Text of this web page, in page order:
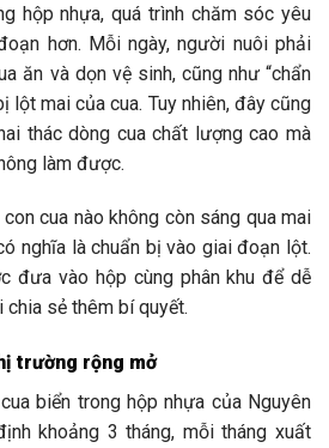
hộp nhựa, quá trình chăm sóc yêu
hơn. Mỗi ngày, người nuôi phải
ăn và dọn vệ sinh, cũng như “chẩn
lột mai của cua. Tuy nhiên, đây cũng
thác dòng cua chất lượng cao mà
làm được.
cua nào không còn sáng qua mai
nghĩa là chuẩn bị vào giai đoạn lột.
đưa vào hộp cùng phân khu để dễ
chia sẻ thêm bí quyết.
trường rộng mở
biển trong hộp nhựa của Nguyên
khoảng 3 tháng, mỗi tháng xuất